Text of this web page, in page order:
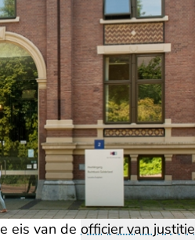
eis van de officier van justitie